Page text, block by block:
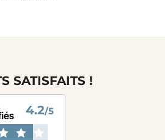
SATISFAITS !
4.2/5